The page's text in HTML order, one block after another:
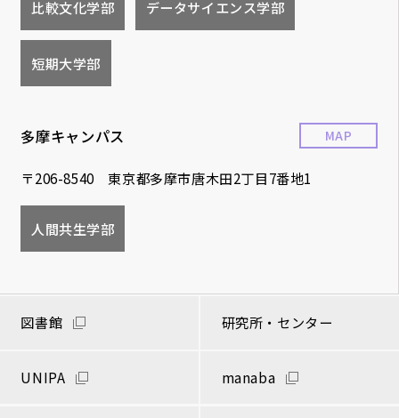
比較文化学部 データサイエンス学部
短期大学部
多摩キャンパス
〒206-8540 東京都多摩市唐木田2丁目7番地1
MAP
人間共生学部
図書館 研究所・センター
UNIPA manaba